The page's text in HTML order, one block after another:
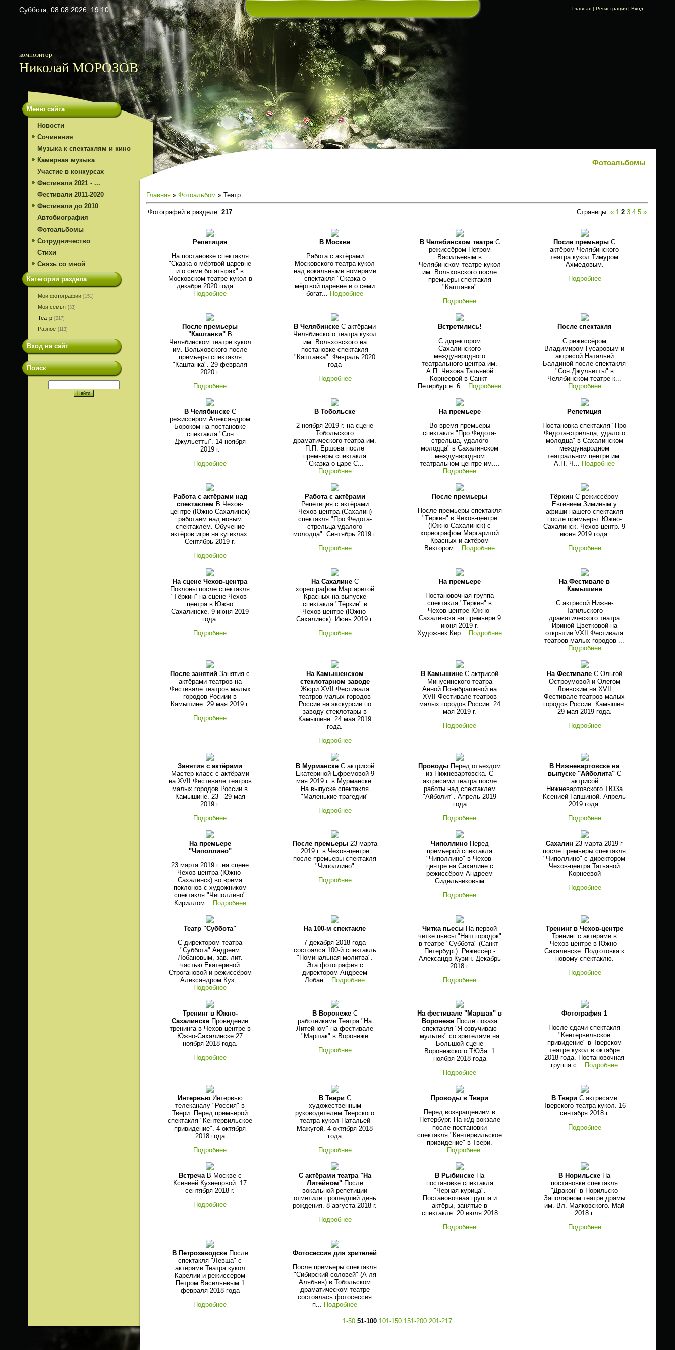
Суббота, 08.08.2026, 19:10 Главная | Регистрация | Вход
композитор
Николай МОРОЗОВ
Меню сайта
Новости
Сочинения
Музыка к спектаклям и кино
Камерная музыка
Участие в конкурсах
Фестивали 2021 - ...
Фестивали 2011-2020
Фестивали до 2010
Автобиография
Фотоальбомы
Сотрудничество
Стихи
Связь со мной
Категории раздела
Мои фотографии [151]
Моя семья [33]
Театр [217]
Разное [113]
Вход на сайт
Поиск
Фотоальбомы
Главная » Фотоальбом » Театр
Фотографий в разделе: 217 Страницы: « 1 2 3 4 5 »
Репетиция
На постановке спектакля
"Сказка о мёртвой царевне
и о семи богатырях" в
Московском театре кукол в
декабре 2020 года. ...
Подробнее
В Москве
Работа с актёрами
Московского театра кукол
над вокальными номерами
спектакля "Сказка о
мёртвой царевне и о семи
богат... Подробнее
В Челябинском театреС
режиссёром Петром
Васильевым в
Челябинском театре кукол
им. Вольховского после
премьеры спектакля
"Каштанка"
Подробнее
После премьеры С
актёром Челябинского
театра кукол Тимуром
Ахмедовым.
Подробнее
После премьеры
"Каштанки"В
Челябинском театре кукол
им. Вольховского после
премьеры спектакля
"Каштанка". 29 февраля
2020 г.
Подробнее
В Челябинске С актёрами
Челябинского театра кукол
им. Вольховского на
постановке спектакля
"Каштанка". Февраль 2020
года
Подробнее
Встретились!
С директором
Сахалинского
международного
театрального центра им.
А.П. Чехова Татьяной
Корнеевой в Санкт-
Петербурге. 6... Подробнее
После спектакля
С режиссёром
Владимиром Гусаровым и
актрисой Натальей
Балдиной после спектакля
"Сон Джульетты" в
Челябинском театре к...
Подробнее
В ЧелябинскеС
режиссёром Александром
Бороком на постановке
спектакля "Сон
Джульетты". 14 ноября
2019 г.
Подробнее
В Тобольске
2 ноября 2019 г. на сцене
Тобольского
драматического театра им.
П.П. Ершова после
премьеры спектакля
"Сказка о царе С...
Подробнее
На премьере
Во время премьеры
спектакля "Про Федота-
стрельца, удалого
молодца" в Сахалинском
международном
театральном центре им....
Подробнее
Репетиция
Постановка спектакля "Про
Федота-стрельца, удалого
молодца" в Сахалинском
международном
театральном центре им.
А.П. Ч... Подробнее
Работа с актёрами над
спектаклем В Чехов-
центре (Южно-Сахалинск)
работаем над новым
спектаклем. Обучение
актёров игре на кугиклах.
Сентябрь 2019 г.
Подробнее
Работа с актёрами
Репетиция с актёрами
Чехов-центра (Сахалин)
спектакля "Про Федота-
стрельца удалого
молодца". Сентябрь 2019 г.
Подробнее
После премьеры
После премьеры спектакля
"Тёркин" в Чехов-центре
(Южно-Сахалинск) с
хореографом Маргаритой
Красных и актёром
Виктором... Подробнее
Тёркин С режиссёром
Евгением Зиминым у
афиши нашего спектакля
после премьеры. Южно-
Сахалинск. Чехов-центр. 9
июня 2019 года.
Подробнее
На сцене Чехов-центра
Поклоны после спектакля
"Тёркин" на сцене Чехов-
центра в Южно
Сахалинске. 9 июня 2019
года.
Подробнее
На СахалинеС
хореографом Маргаритой
Красных на выпуске
спектакля "Тёркин" в
Чехов-центре (Южно-
Сахалинск). Июнь 2019 г.
Подробнее
На премьере
Постановочная группа
спектакля "Тёркин" в
Чехов-центре Южно-
Сахалинска на премьере 9
июня 2019 г.
Художник Кир... Подробнее
На Фестивале в
Камышине
С актрисой Нижне-
Тагильского
драматического театра
Ириной Цветковой на
открытии VXII Фестиваля
театров малых городов ...
Подробнее
После занятий Занятия с
актёрами театров на
Фестивале театров малых
городов Росиии в
Камышине. 29 мая 2019 г.
Подробнее
На Камышенском
стеклотарном заводе
Жюри XVII Фестиваля
театров малых городов
России на экскурсии по
заводу стеклотары в
Камышине. 24 мая 2019
года.
Подробнее
В Камышине С актрисой
Минусинского театра
Анной Понибрашиной на
XVII Фестивале театров
малых городов России. 24
мая 2019 г.
Подробнее
На ФестивалеС Ольгой
Остроумовой и Олегом
Лоевским на XVII
Фестивале театров малых
городов России. Камышин.
29 мая 2019 года.
Подробнее
Занятия с актёрами
Мастер-класс с актёрами
на XVII Фестивале театров
малых городов России в
Камышине. 23 - 29 мая
2019 г.
Подробнее
В МурманскеС актрисой
Екатериной Ефремовой 9
мая 2019 г. в Мурманске.
На выпуске спектакля
"Маленькие трагедии"
Подробнее
Проводы Перед отъездом
из Нижневартовска. С
актрисами театра после
работы над спектаклем
"Айболит". Апрель 2019
года
Подробнее
В Нижневартовске на
выпуске "Айболита"С
актрисой
Нижневартовского ТЮЗа
Ксенией Гапшиной. Апрель
2019 года.
Подробнее
На премьере
"Чиполлино"
23 марта 2019 г. на сцене
Чехов-центра (Южно-
Сахалинск) во время
поклонов с художником
спектакля "Чиполлино"
Кириллом... Подробнее
После премьеры23 марта
2019 г. в Чехов-центре
после премьеры спектакля
"Чиполлино"
Подробнее
ЧиполлиноПеред
премьерой спектакля
"Чиполлино" в Чехов-
центре на Сахалине с
режиссёром Андреем
Сидельниковым
Подробнее
Сахалин 23 марта 2019 г
после премьеры спектакля
"Чиполлино" с директором
Чехов-центра Татьяной
Корнеевой
Подробнее
Театр "Суббота"
С директором театра
"Суббота" Андреем
Лобановым, зав. лит.
частью Екатериной
Строгановой и режиссёром
Александром Куз...
Подробнее
На 100-м спектакле
7 декабря 2018 года
состоялся 100-й спектакль
"Поминальная молитва".
Эта фотография с
директором Андреем
Лобан... Подробнее
Читка пьесы На первой
читке пьесы "Наш городок"
в театре "Суббота" (Санкт-
Петербург). Режиссёр -
Александр Кузин. Декабрь
2018 г.
Подробнее
Тренинг в Чехов-центре
Тренинг с актёрами в
Чехов-центре в Южно-
Сахалинске. Подготовка к
новому спектаклю.
Подробнее
Тренинг в Южно-
Сахалинске Проведение
тренинга в Чехов-центре в
Южно-Сахалинске 27
ноября 2018 года.
Подробнее
В ВоронежеС
работниками Театра "На
Литейном" на фестивале
"Маршак" в Воронеже
Подробнее
На фестивале "Маршак" в
Воронеже После показа
спектакля "Я озвучиваю
мультик" со зрителями на
Большой сцене
Воронежского ТЮЗа. 1
ноября 2018 года
Подробнее
Фотография 1
После сдачи спектакля
"Кентервильское
привидение" в Тверском
театре кукол в октябре
2018 года. Постановочная
группа с... Подробнее
ИнтервьюИнтервью
телеканалу "Россия" в
Твери. Перед премьерой
спектакля "Кентервильское
привидение". 4 октября
2018 года
Подробнее
В ТвериС
художественным
руководителем Тверского
театра кукол Натальей
Мажугой. 4 октября 2018
года
Подробнее
Проводы в Твери
Перед возвращением в
Петербург. На ж/д вокзале
после постановки
спектакля "Кентервильское
привидение" в Твери.
... Подробнее
В Твери С актрисами
Тверского театра кукол. 16
сентября 2018 г.
Подробнее
ВстречаВ Москве с
Ксенией Кузнецовой. 17
сентября 2018 г.
Подробнее
С актёрами театра "На
Литейном"После
вокальной репетиции
отметили прошедший день
рождения. 8 августа 2018 г.
Подробнее
В Рыбинске На
постановке спектакля
"Черная курица".
Постановочная группа и
актёры, занятые в
спектакле. 20 июля 2018
Подробнее
В Норильске На
постановке спектакля
"Дракон" в Норильско
Заполярном театре драмы
им. Вл. Маяковского. Май
2018 г.
Подробнее
В ПетрозаводскеПосле
спектакля "Левша" с
актёрами Театра кукол
Карелии и режиссером
Петром Васильевым 1
февраля 2018 года
Подробнее
Фотосессия для зрителей
После премьеры спектакля
"Сибирский соловей" (А-ля
Алябьев) в Тобольском
драматическом театре
состоялась фотосессия
п... Подробнее
1-50 51-100 101-150 151-200 201-217